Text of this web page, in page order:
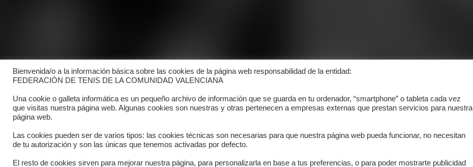
Bienvenida/o a la información básica sobre las cookies de la página web responsabilidad de la entidad:
FEDERACIÓN DE TENIS DE LA COMUNIDAD VALENCIANA
Una cookie o galleta informática es un pequeño archivo de información que se guarda en tu ordenador, “smartphone” o tableta cada vez
que visitas nuestra página web. Algunas cookies son nuestras y otras pertenecen a empresas externas que prestan servicios para nuestra
página web.
Las cookies pueden ser de varios tipos: las cookies técnicas son necesarias para que nuestra página web pueda funcionar, no necesitan
de tu autorización y son las únicas que tenemos activadas por defecto.
El resto de cookies sirven para mejorar nuestra página, para personalizarla en base a tus preferencias, o para poder mostrarte publicidad